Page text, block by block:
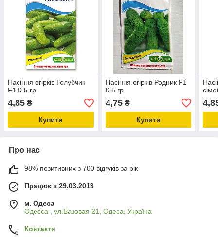
Насіння огірків Голубчик
F1 0.5 гр
4,85 ₴
Купити
Насіння огірків Родник F1
0.5 гр
4,75₴
Купити
Про нас
98% позитивних з 700 відгуків за рік
Працює з 29.03.2013
м. Одеса
Одесса , ул.Базовая 21, Одеса, Україна
Контакти